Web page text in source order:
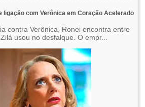
ligação com Verônica em Coração Acelerado
contra Verônica, Ronei encontra entre
usou no desfalque. O empr...